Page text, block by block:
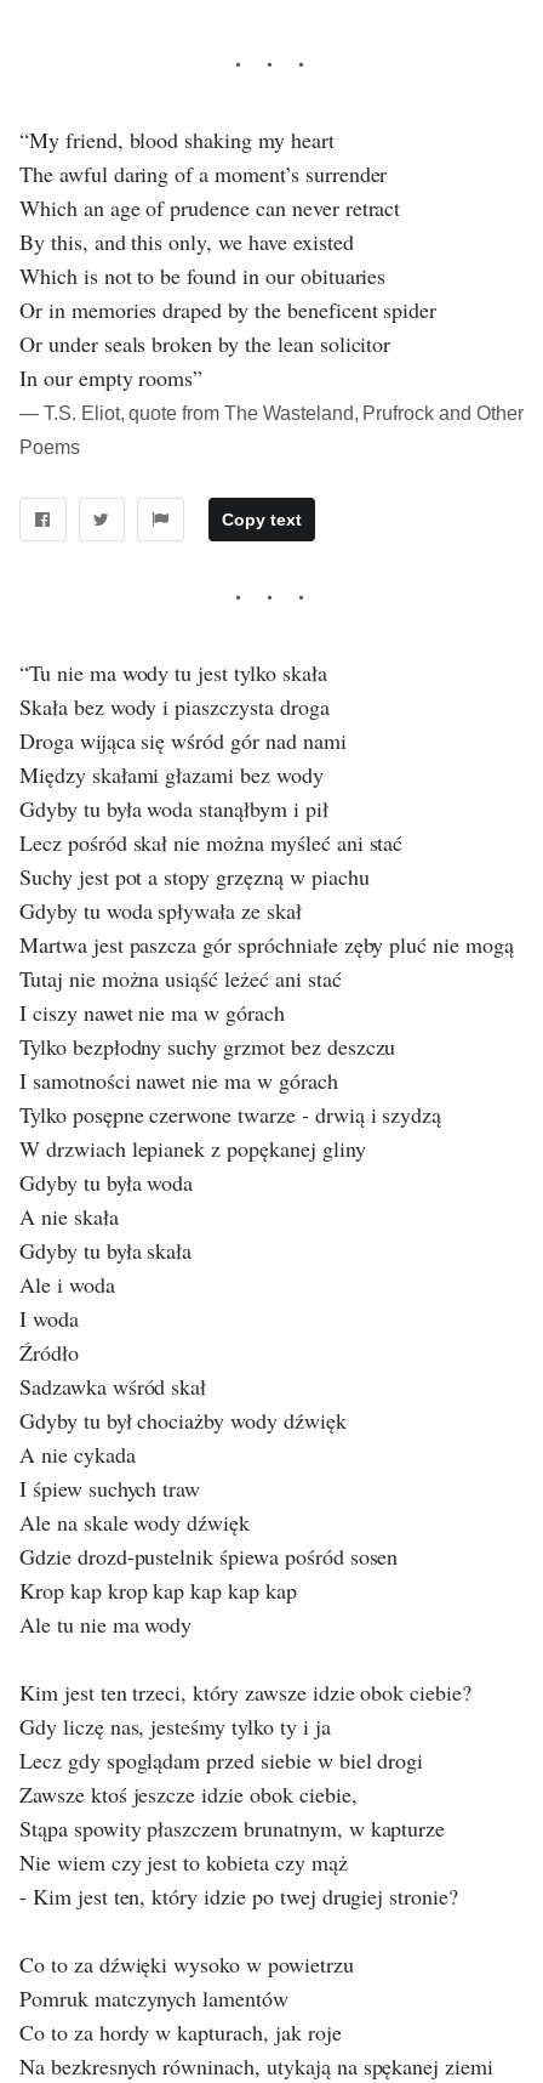
“My friend, blood shaking my heart
The awful daring of a moment’s surrender
Which an age of prudence can never retract
By this, and this only, we have existed
Which is not to be found in our obituaries
Or in memories draped by the beneficent spider
Or under seals broken by the lean solicitor
In our empty rooms”
― T.S. Eliot, quote from The Wasteland, Prufrock and Other
Poems
Copy text
“Tu nie ma wody tu jest tylko skała
Skała bez wody i piaszczysta droga
Droga wijąca się wśród gór nad nami
Między skałami głazami bez wody
Gdyby tu była woda stanąłbym i pił
Lecz pośród skał nie można myśleć ani stać
Suchy jest pot a stopy grzęzną w piachu
Gdyby tu woda spływała ze skał
Martwa jest paszcza gór spróchniałe zęby pluć nie mogą
Tutaj nie można usiąść leżeć ani stać
I ciszy nawet nie ma w górach
Tylko bezpłodny suchy grzmot bez deszczu
I samotności nawet nie ma w górach
Tylko posępne czerwone twarze - drwią i szydzą
W drzwiach lepianek z popękanej gliny
Gdyby tu była woda
A nie skała
Gdyby tu była skała
Ale i woda
I woda
Źródło
Sadzawka wśród skał
Gdyby tu był chociażby wody dźwięk
A nie cykada
I śpiew suchych traw
Ale na skale wody dźwięk
Gdzie drozd-pustelnik śpiewa pośród sosen
Krop kap krop kap kap kap kap
Ale tu nie ma wody
Kim jest ten trzeci, który zawsze idzie obok ciebie?
Gdy liczę nas, jesteśmy tylko ty i ja
Lecz gdy spoglądam przed siebie w biel drogi
Zawsze ktoś jeszcze idzie obok ciebie,
Stąpa spowity płaszczem brunatnym, w kapturze
Nie wiem czy jest to kobieta czy mąż
- Kim jest ten, który idzie po twej drugiej stronie?
Co to za dźwięki wysoko w powietrzu
Pomruk matczynych lamentów
Co to za hordy w kapturach, jak roje
Na bezkresnych równinach, utykają na spękanej ziemi